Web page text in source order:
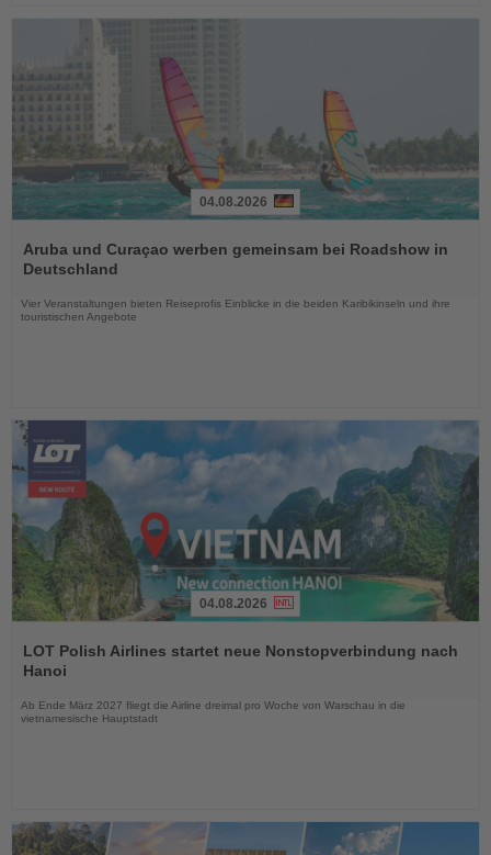
Sie
die
04.08.2026
Aruba und Curaçao werben gemeinsam bei Roadshow in
Deutschland
Vier Veranstaltungen bieten Reiseprofis Einblicke in die beiden Karibikinseln und ihre
touristischen Angebote
Sie
die
04.08.2026
LOT Polish Airlines startet neue Nonstopverbindung nach
Hanoi
Ab Ende März 2027 fliegt die Airline dreimal pro Woche von Warschau in die
vietnamesische Hauptstadt